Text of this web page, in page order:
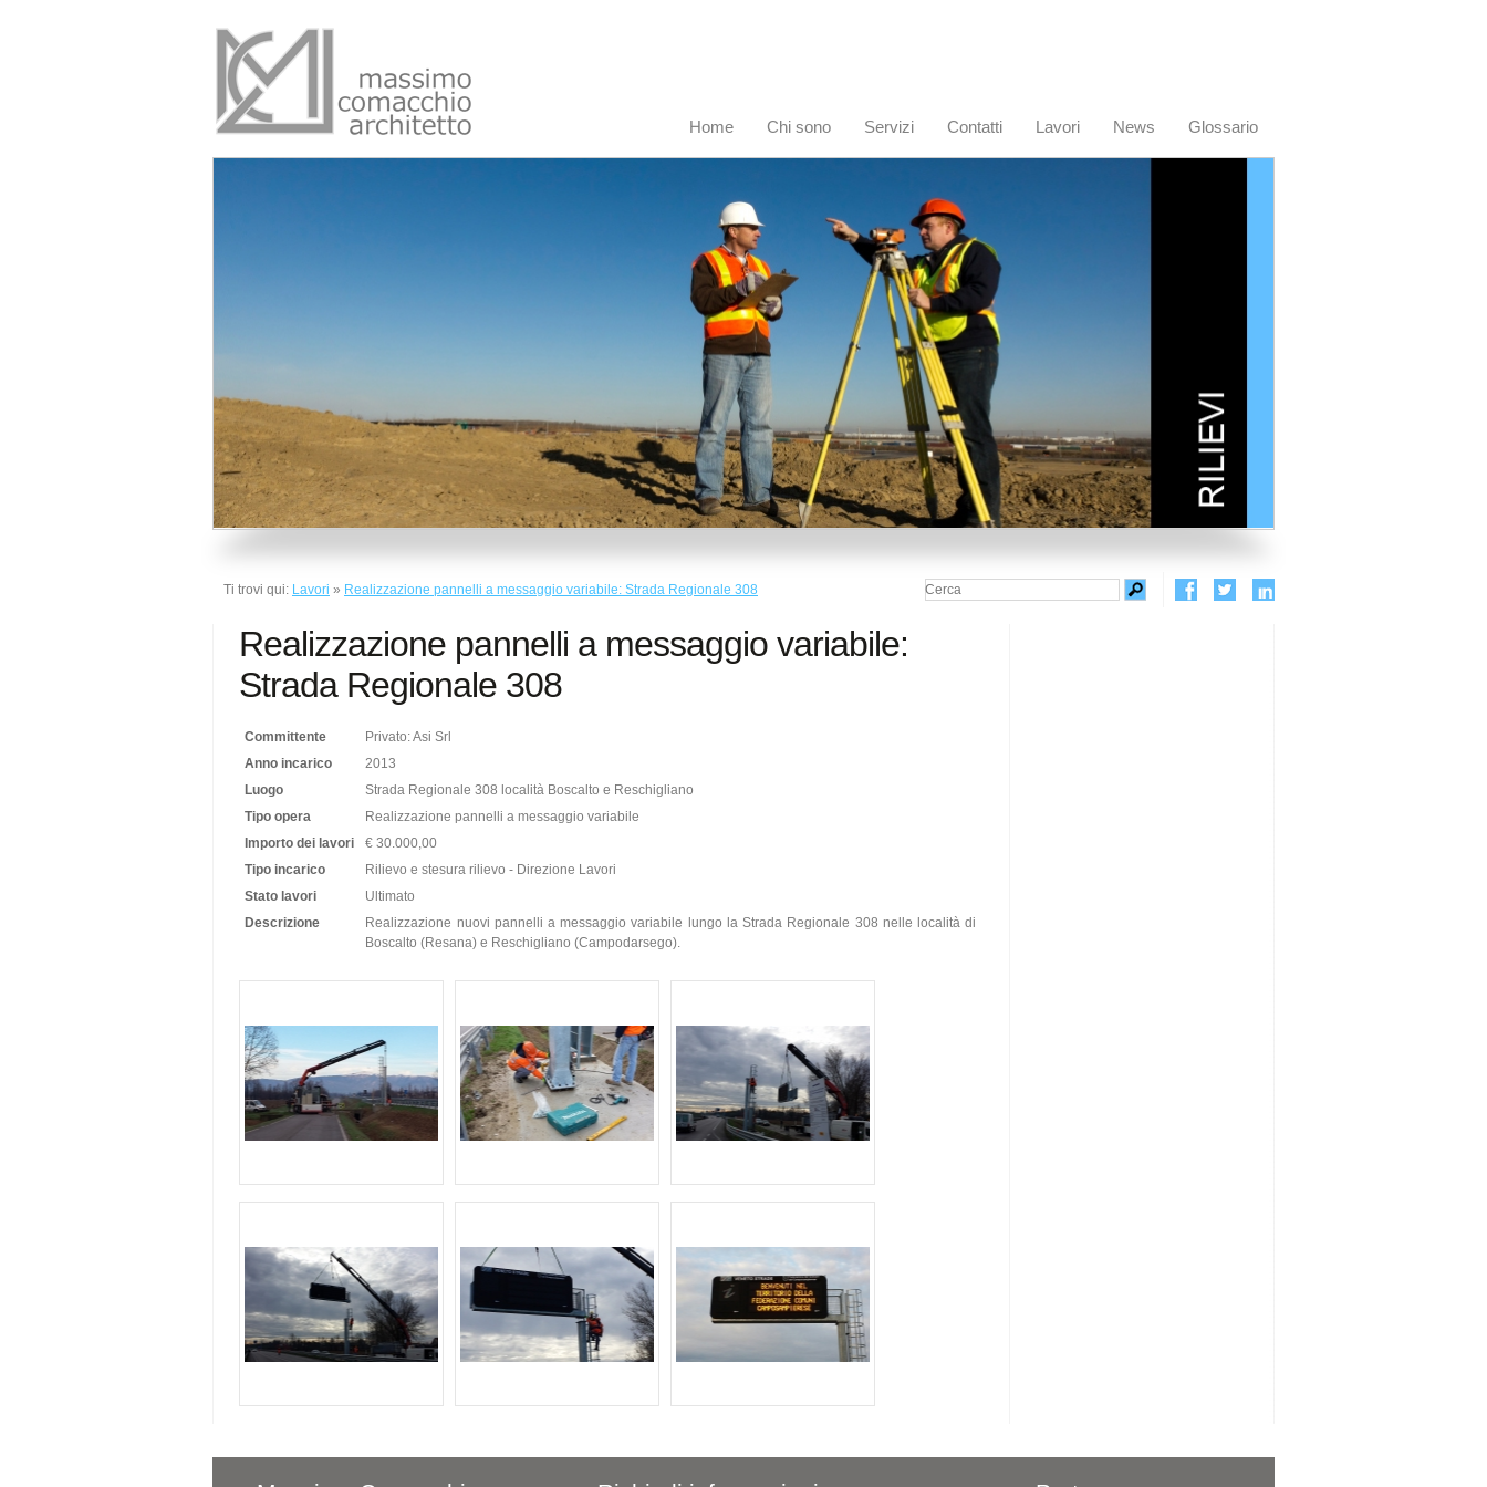
Home Chi sono Servizi Contatti Lavori News Glossario
Ti trovi qui: Lavori » Realizzazione pannelli a messaggio variabile: Strada Regionale 308
Realizzazione pannelli a messaggio variabile:
Strada Regionale 308
Committente
Privato: Asi Srl
Anno incarico
2013
Luogo
Strada Regionale 308 località Boscalto e Reschigliano
Tipo opera
Realizzazione pannelli a messaggio variabile
Importo dei lavori
€ 30.000,00
Tipo incarico
Rilievo e stesura rilievo - Direzione Lavori
Stato lavori
Ultimato
Descrizione
Realizzazione nuovi pannelli a messaggio variabile lungo la Strada Regionale 308 nelle località di
Boscalto (Resana) e Reschigliano (Campodarsego).